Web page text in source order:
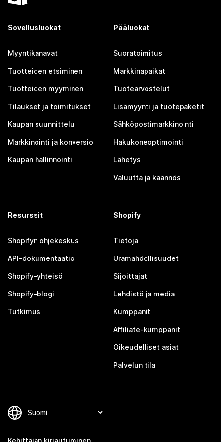
Sovellusluokat
Myyntikanavat
Tuotteiden etsiminen
Tuotteiden myyminen
Tilaukset ja toimitukset
Kaupan suunnittelu
Markkinointi ja konversio
Kaupan hallinnointi
Pääluokat
Suoratoimitus
Markkinapaikat
Tuotearvostelut
Lisämyynti ja tuotepaketit
Sähköpostimarkkinointi
Hakukoneoptimointi
Lähetys
Valuutta ja käännös
Resurssit
Shopifyn ohjekeskus
API-dokumentaatio
Shopify-yhteisö
Shopify-blogi
Tutkimus
Shopify
Tietoja
Uramahdollisuudet
Sijoittajat
Lehdistö ja media
Kumppanit
Affiliate-kumppanit
Oikeudelliset asiat
Palvelun tila